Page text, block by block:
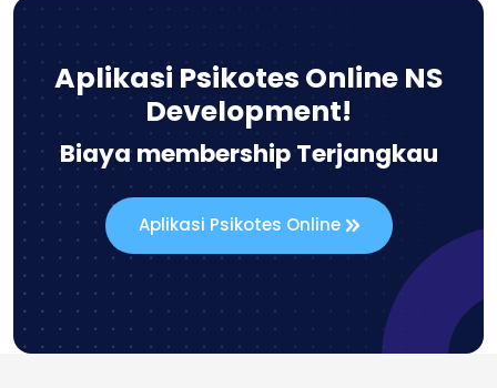
Aplikasi Psikotes Online NS
Development!
Biaya membership Terjangkau
Aplikasi Psikotes Online